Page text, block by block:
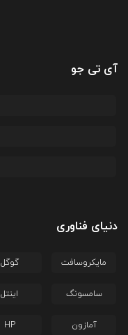
آی تی جو
دنیای فناوری
مایکروسافت گوگل
سامسونگ اینتل
آمازون HP